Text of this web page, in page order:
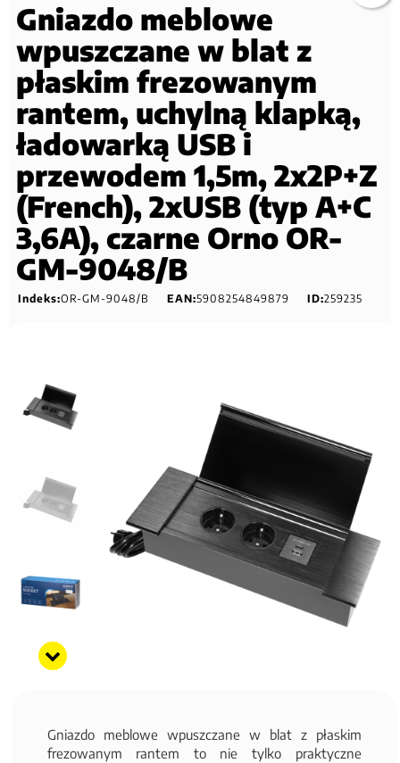
Gniazdo meblowe
wpuszczane w blat z
płaskim frezowanym
rantem, uchylną klapką,
ładowarką USB i
przewodem 1,5m, 2x2P+Z
(French), 2xUSB (typ A+C
3,6A), czarne Orno OR-
GM-9048/B
Indeks:OR-GM-9048/B EAN:5908254849879 ID:259235
Gniazdo meblowe wpuszczane w blat z płaskim
frezowanym rantem to nie tylko praktyczne